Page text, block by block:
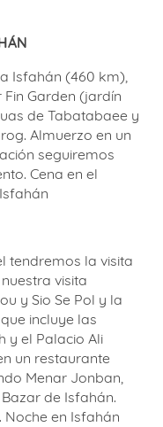
Isfahán (460 km),
Garden (jardín
de Tabatabaee y
Almuerzo en un
seguiremos
Cena en el
tendremos la visita
visita
y Sio Se Pol y la
incluye las
y el Palacio Ali
un restaurante
Menar Jonban,
de Isfahán.
Noche en Isfahán